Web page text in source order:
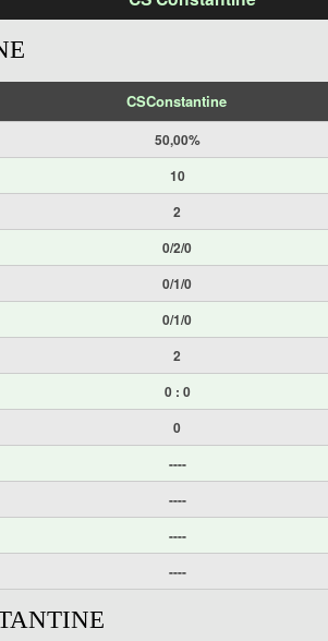
CSConstantine
50,00%
10
2
0/2/0
0/1/0
0/1/0
2
0 : 0
0
----
----
----
----